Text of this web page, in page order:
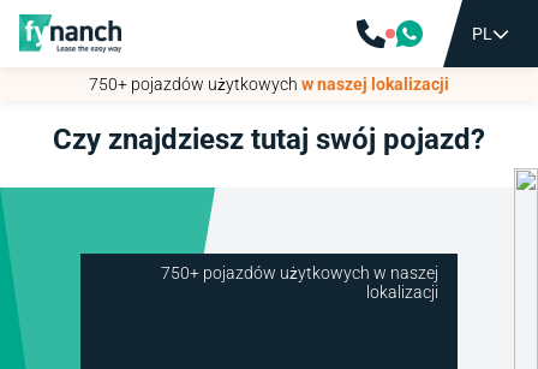
PL
750+ pojazdów użytkowych w naszej lokalizacji
PL
750+ pojazdów użytkowych w naszej lokalizacji
Czy znajdziesz tutaj swój pojazd?
750+ pojazdów użytkowych w naszej
lokalizacji